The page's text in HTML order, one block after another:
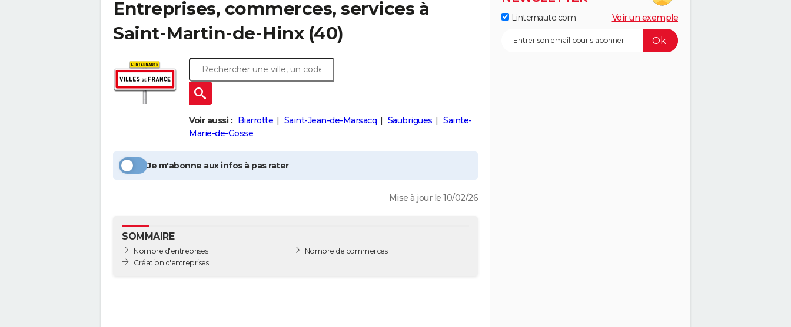
Entreprises, commerces, services à
Saint-Martin-de-Hinx(40)
Voir aussi : Biarrotte Saint-Jean-de-Marsacq Saubrigues
Sainte-
Marie-de-Gosse
Je m'abonne aux infos à pas rater
Mise à jour le 10/02/26
SOMMAIRE
Nombre d'entreprises
Création d'entreprises
Nombre de commerces
Linternaute.com Voir un exemple